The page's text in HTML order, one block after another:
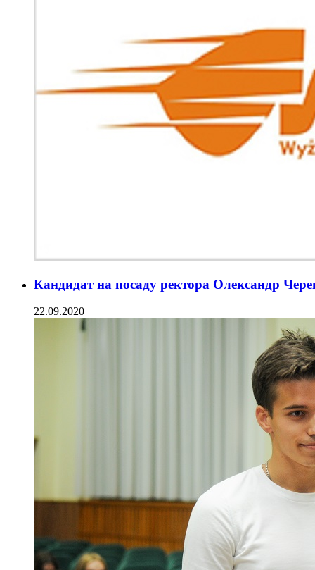
Кандидат на посаду ректора Олександр
22.09.2020